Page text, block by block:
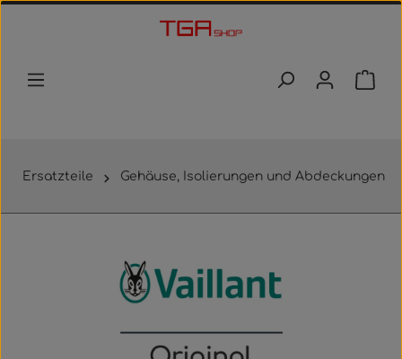
Zum Hauptinhalt springen
Ersatzteile Gehäuse, Isolierungen und Abdeckungen